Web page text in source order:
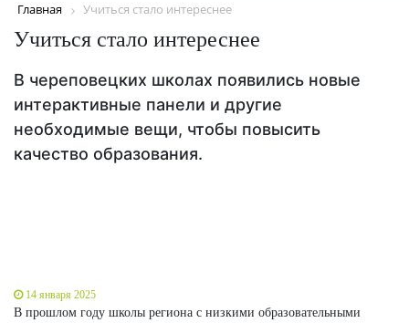
Главная Учиться стало интереснее
Учиться стало интереснее
В череповецких школах появились новые
интерактивные панели и другие
необходимые вещи, чтобы повысить
качество образования.
14 января 2025
В прошлом году школы региона с низкими образовательными